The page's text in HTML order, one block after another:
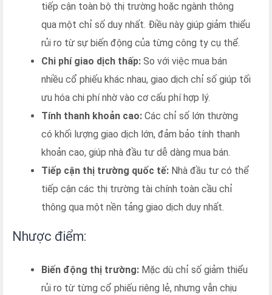
tiếp cận toàn bộ thị trường hoặc ngành thông
qua một chỉ số duy nhất. Điều này giúp giảm thiểu
rủi ro từ sự biến động của từng công ty cụ thể.
Chi phí giao dịch thấp: So với việc mua bán
nhiều cổ phiếu khác nhau, giao dịch chỉ số giúp tối
ưu hóa chi phí nhờ vào cơ cấu phí hợp lý.
Tính thanh khoản cao: Các chỉ số lớn thường
có khối lượng giao dịch lớn, đảm bảo tính thanh
khoản cao, giúp nhà đầu tư dễ dàng mua bán.
Tiếp cận thị trường quốc tế: Nhà đầu tư có thể
tiếp cận các thị trường tài chính toàn cầu chỉ
thông qua một nền tảng giao dịch duy nhất.
Nhược điểm:
Biến động thị trường: Mặc dù chỉ số giảm thiểu
rủi ro từ từng cổ phiếu riêng lẻ, nhưng vẫn chịu